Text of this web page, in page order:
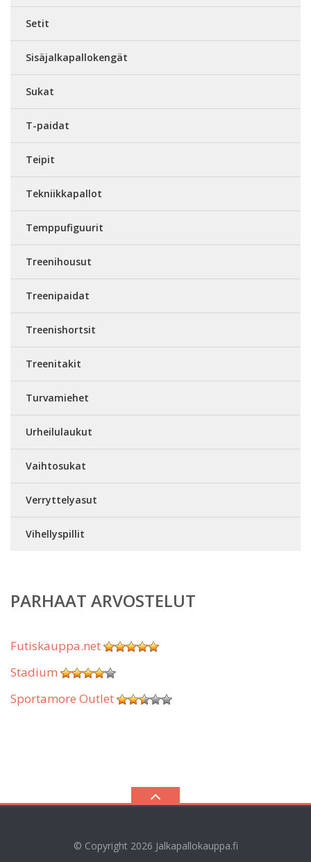
Setit
Sisäjalkapallokengät
Sukat
T-paidat
Teipit
Tekniikkapallot
Temppufiguurit
Treenihousut
Treenipaidat
Treenishortsit
Treenitakit
Turvamiehet
Urheilulaukut
Vaihtosukat
Verryttelyasut
Vihellyspillit
PARHAAT ARVOSTELUT
Futiskauppa.net
Stadium
Sportamore Outlet
© Copyright 2026 Jalkapallokauppa.fi